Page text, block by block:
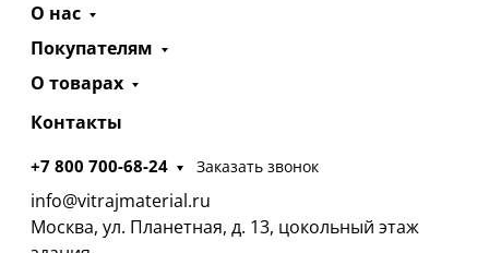
О нас
Покупателям
О товарах
Контакты
+7 800 700-68-24 Заказать звонок
info@vitrajmaterial.ru
Москва, ул. Планетная, д. 13, цокольный этаж